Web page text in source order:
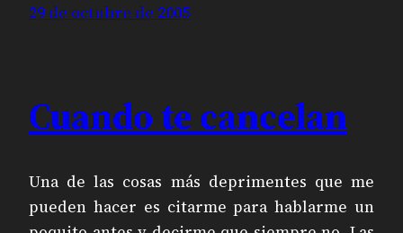
29 de octubre de 2005
Cuando te cancelan
Una de las cosas más deprimentes que me
pueden hacer es citarme para hablarme un